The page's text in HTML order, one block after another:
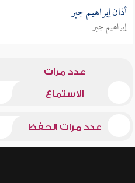
أذان إبراهيم جبر
إبراهيم جبر
عدد مرات
الاستماع
عدد مرات الحفظ